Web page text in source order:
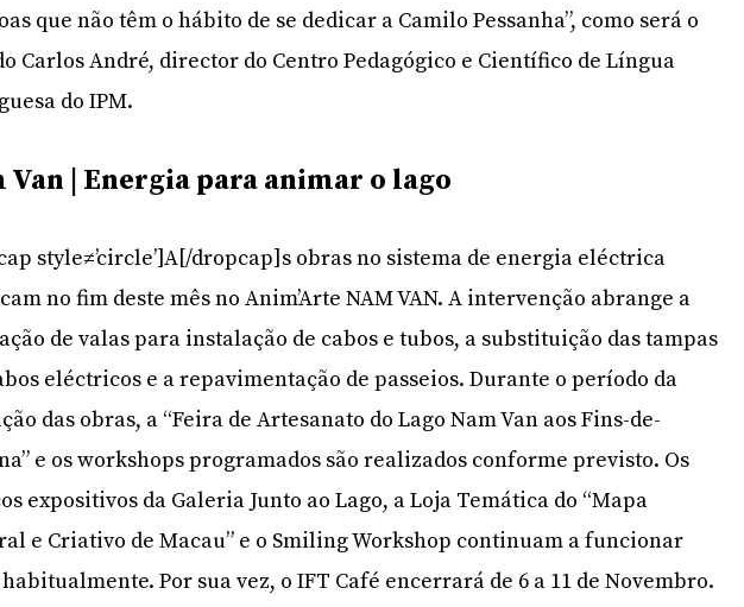
que não têm o hábito de se dedicar a Camilo Pessanha”, como será o
Carlos André, director do Centro Pedagógico e Científico de Língua
do IPM.
Van | Energia para animar o lago
style≠’circle’]A[/dropcap]s obras no sistema de energia eléctrica
no fim deste mês no Anim’Arte NAM VAN. A intervenção abrange a
de valas para instalação de cabos e tubos, a substituição das tampas
eléctricos e a repavimentação de passeios. Durante o período da
das obras, a “Feira de Artesanato do Lago Nam Van aos Fins-de-
e os workshops programados são realizados conforme previsto. Os
expositivos da Galeria Junto ao Lago, a Loja Temática do “Mapa
e Criativo de Macau” e o Smiling Workshop continuam a funcionar
Por sua vez, o IFT Café encerrará de 6 a 11 de Novembro.